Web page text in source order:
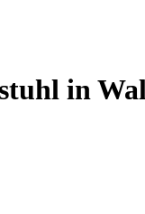
in